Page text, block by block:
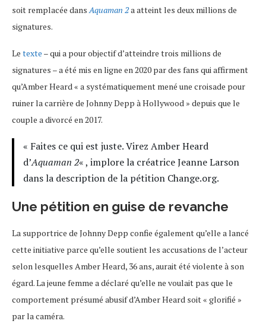
soit remplacée dansAquaman 2a atteint les deux millions de
signatures.
Le texte – qui a pour objectif d’atteindre trois millions de
signatures – a été mis en ligne en 2020 par des fans qui affirment
qu’Amber Heard « a systématiquement mené une croisade pour
ruiner la carrière de Johnny Depp à Hollywood » depuis que le
couple a divorcé en 2017.
« Faites ce qui est juste. Virez Amber Heard
d’Aquaman 2« , implore la créatrice Jeanne Larson
dans la description de la pétition Change.org.
Une pétition en guise de revanche
La supportrice de Johnny Depp confie également qu’elle a lancé
cette initiative parce qu’elle soutient les accusations de l’acteur
selon lesquelles Amber Heard, 36 ans, aurait été violente à son
égard. La jeune femme a déclaré qu’elle ne voulait pas que le
comportement présumé abusif d’Amber Heard soit « glorifié »
par la caméra.